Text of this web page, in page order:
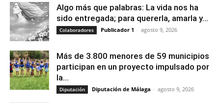
Algo más que palabras: La vida nos ha
sido entregada; para quererla, amarla y...
Colaboradores Publicador 1 - agosto 9, 2026
Más de 3.800 menores de 59 municipios
participan en un proyecto impulsado por
la...
Diputación Diputación de Málaga - agosto 9, 2026